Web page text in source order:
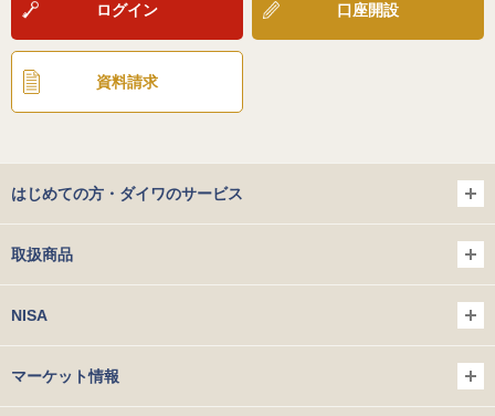
ログイン 口座開設
資料請求
はじめての方・ダイワのサービス
取扱商品
NISA
マーケット情報